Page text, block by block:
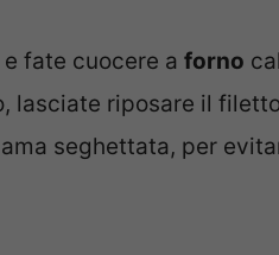
fate cuocere a forno
lasciate riposare il
seghettata, per